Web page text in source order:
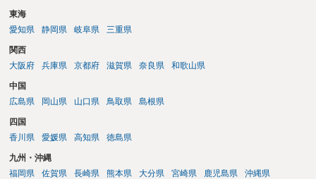
東海
愛知県
静岡県 岐阜県 三重県
関西
大阪府
兵庫県 京都府 滋賀県 奈良県 和歌山県
中国
広島県
岡山県 山口県 鳥取県 島根県
四国
香川県
愛媛県 高知県 徳島県
九州・沖縄
福岡県
佐賀県 長崎県 熊本県 大分県 宮崎県 鹿児島県 沖縄県